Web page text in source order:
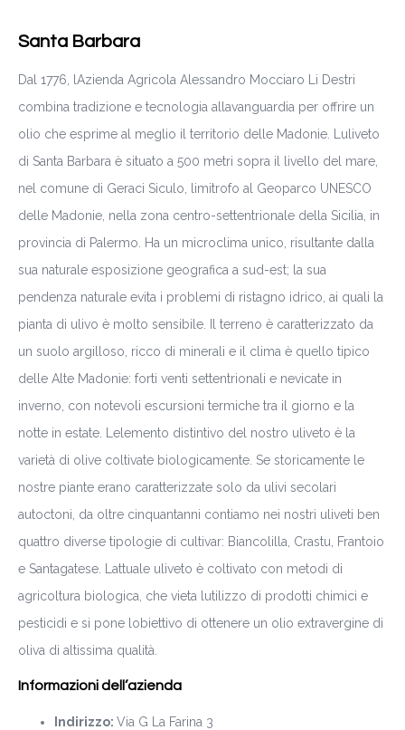
Santa Barbara
Dal 1776, lAzienda Agricola Alessandro Mocciaro Li Destri
combina tradizione e tecnologia allavanguardia per offrire un
olio che esprime al meglio il territorio delle Madonie. Luliveto
di Santa Barbara è situato a 500 metri sopra il livello del mare,
nel comune di Geraci Siculo, limitrofo al Geoparco UNESCO
delle Madonie, nella zona centro-settentrionale della Sicilia, in
provincia di Palermo. Ha un microclima unico, risultante dalla
sua naturale esposizione geografica a sud-est; la sua
pendenza naturale evita i problemi di ristagno idrico, ai quali la
pianta di ulivo è molto sensibile. Il terreno è caratterizzato da
un suolo argilloso, ricco di minerali e il clima è quello tipico
delle Alte Madonie: forti venti settentrionali e nevicate in
inverno, con notevoli escursioni termiche tra il giorno e la
notte in estate. Lelemento distintivo del nostro uliveto è la
varietà di olive coltivate biologicamente. Se storicamente le
nostre piante erano caratterizzate solo da ulivi secolari
autoctoni, da oltre cinquantanni contiamo nei nostri uliveti ben
quattro diverse tipologie di cultivar: Biancolilla, Crastu, Frantoio
e Santagatese. Lattuale uliveto è coltivato con metodi di
agricoltura biologica, che vieta lutilizzo di prodotti chimici e
pesticidi e si pone lobiettivo di ottenere un olio extravergine di
oliva di altissima qualità.
Informazioni dell’azienda
Indirizzo: Via G La Farina 3